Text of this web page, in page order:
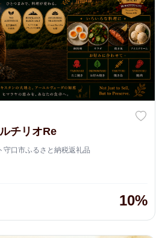
チリオRe
守口市ふるさと納税返礼品
10%